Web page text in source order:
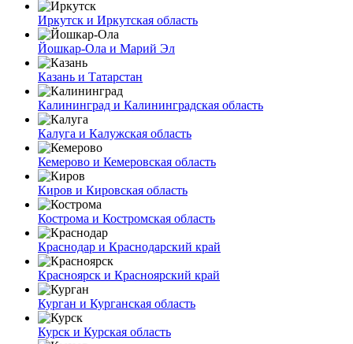
Иркутск и Иркутская область
Йошкар-Ола и Марий Эл
Казань и Татарстан
Калининград и Калининградская область
Калуга и Калужская область
Кемерово и Кемеровская область
Киров и Кировская область
Кострома и Костромская область
Краснодар и Краснодарский край
Красноярск и Красноярский край
Курган и Курганская область
Курск и Курская область